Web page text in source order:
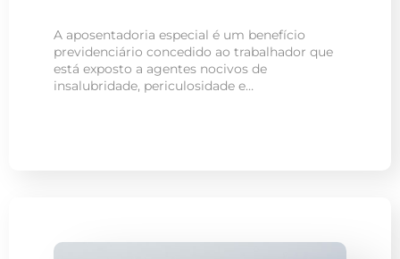
A aposentadoria especial é um benefício
previdenciário concedido ao trabalhador que
está exposto a agentes nocivos de
insalubridade, periculosidade e…